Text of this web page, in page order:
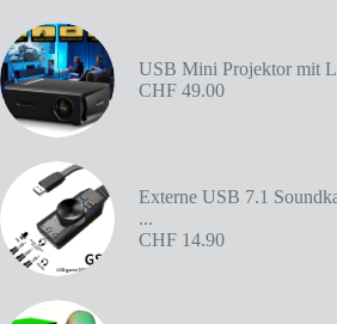
USB Mini Projektor mit
CHF 49.00
Externe USB 7.1
...
CHF 14.90